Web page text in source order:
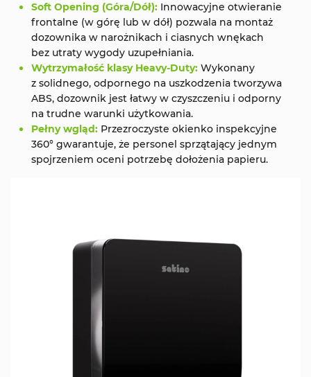
Soft Opening (Góra/Dół): Innowacyjne otwieranie
frontalne (w górę lub w dół) pozwala na montaż
dozownika w narożnikach i ciasnych wnękach
bez utraty wygody uzupełniania.
Wytrzymałość klasy Heavy-Duty: Wykonany
z solidnego, odpornego na uszkodzenia tworzywa
ABS, dozownik jest łatwy w czyszczeniu i odporny
na trudne warunki użytkowania.
Pełny wgląd: Przezroczyste okienko inspekcyjne
360° gwarantuje, że personel sprzątający jednym
spojrzeniem oceni potrzebę dołożenia papieru.